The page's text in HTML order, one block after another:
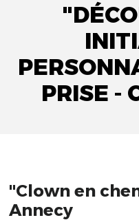
PRISE -
"Clown en
Annecy